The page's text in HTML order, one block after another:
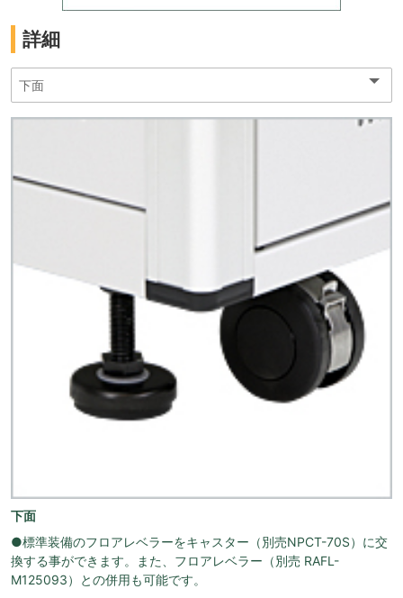
詳細
下面
●標準装備のフロアレベラーをキャスター（別売NPCT-70S）に交
換する事ができます。また、フロアレベラー（別売 RAFL-
M125093）との併用も可能です。